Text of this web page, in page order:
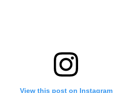
View this post on Instagram